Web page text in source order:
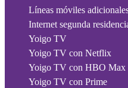
Líneas móviles
Internet segunda
Yoigo TV
Yoigo TV con Netflix
Yoigo TV con HBO Max
Yoigo TV con Prime